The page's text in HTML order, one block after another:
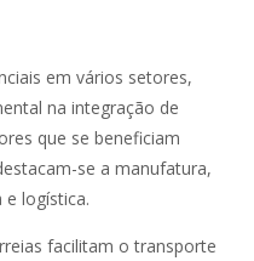
em vários setores,
na integração de
que se beneficiam
se a manufatura,
logística.
facilitam o transporte